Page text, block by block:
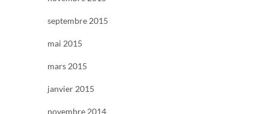
septembre 2015
mai 2015
mars 2015
janvier 2015
novembre 2014